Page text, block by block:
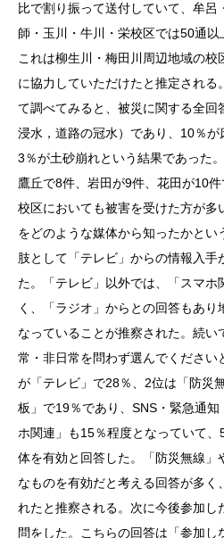
比で割り振って送付していて、牟呂
師・玉川・牛川・栄校区では50通以
これは柳生川・梅田川周辺地域の校
に協力していただけたと推定され
て調べてみると、被災に関する全
浸水，道路の冠水）であり、10％が
3％が土砂崩れという結果であった
鷹丘で8件、岩田が9件、花田が10
校区においても被害を受けた方が多
をどのような媒体から知ったかとい
肢として「テレビ」からの情報入手
た。「テレビ」以外では、「スマホ
く、「ラジオ」からとの回答もあり
なっていることが推察された。続い
常・非日常を問わず選んでください
が「テレビ」で28％、2位は「防災
板」で19％であり、SNS・緊急通
ホ関連」も15％程度となっていて
体を有効と回答した。「防災無線」
なものを有効だと考える回答が多く
れたと推察される。次に今後参加し
問をした。こちらの回答は「参加し